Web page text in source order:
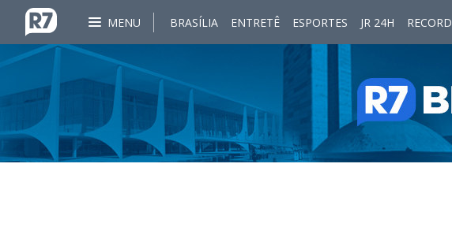
MENU BRASÍLIA ENTRETÊ ESPORTES JR 24H RECORD